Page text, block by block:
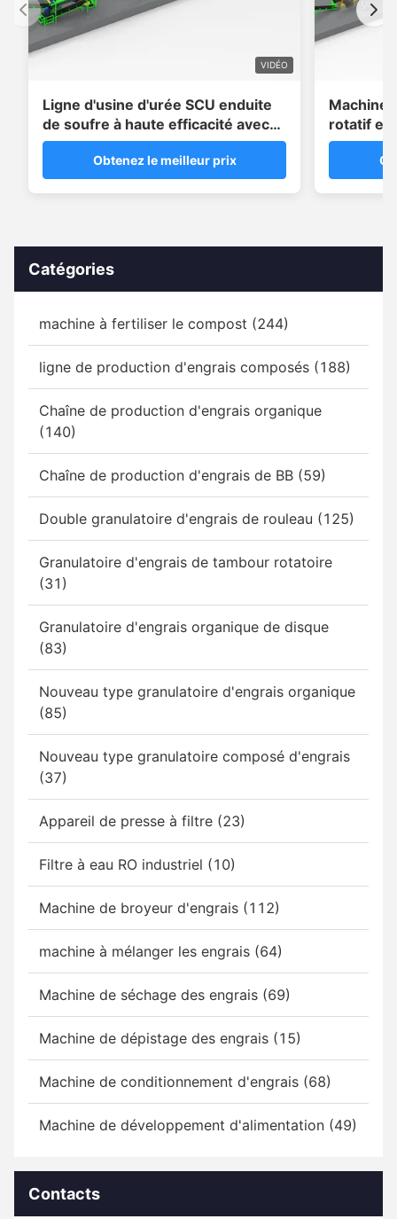
VIDÉO
Ligne d'usine d'urée SCU enduite
de soufre à haute efficacité avec
système de scellement de cire
Obtenez le meilleur prix
Machine
rotatif en
engrais
2 ou 3
Catégories
machine à fertiliser le compost (244)
ligne de production d'engrais composés (188)
Chaîne de production d'engrais organique
(140)
Chaîne de production d'engrais de BB (59)
Double granulatoire d'engrais de rouleau (125)
Granulatoire d'engrais de tambour rotatoire
(31)
Granulatoire d'engrais organique de disque
(83)
Nouveau type granulatoire d'engrais organique
(85)
Nouveau type granulatoire composé d'engrais
(37)
Appareil de presse à filtre (23)
Filtre à eau RO industriel (10)
Machine de broyeur d'engrais (112)
machine à mélanger les engrais (64)
Machine de séchage des engrais (69)
Machine de dépistage des engrais (15)
Machine de conditionnement d'engrais (68)
Machine de développement d'alimentation (49)
Contacts